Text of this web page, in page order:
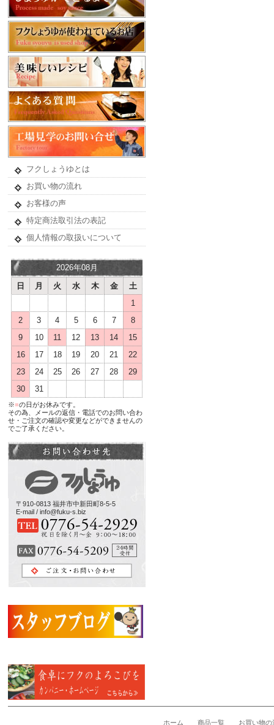
フクしょうゆとは
お買い物の流れ
お客様の声
特定商法取引法の表記
個人情報の取扱いについて
2026年08月
日
月 火 水 木 金
土
1
2
3 4 5 6 7
8
9
10 11 12 13 14
15
16
17 18 19 20 21
22
23
24 25 26 27 28
29
30
31
※■の日がお休みです。
その為、メールの返信・電話でのお問い合わ
せ・ご注文の確認や変更などができませんの
でご了承ください。
〒910-0813 福井市中新田町8-5-5
E-mail / info@fuku-s.biz
ホーム 商品一覧 お買い物の